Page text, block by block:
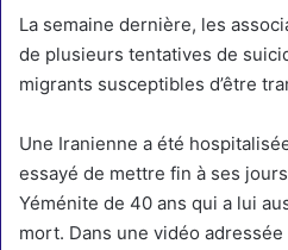
La semaine dernière, les
de plusieurs tentatives de
migrants susceptibles d’être
Une Iranienne a été
essayé de mettre fin à ses
Yéménite de 40 ans qui a lui
mort. Dans une vidéo